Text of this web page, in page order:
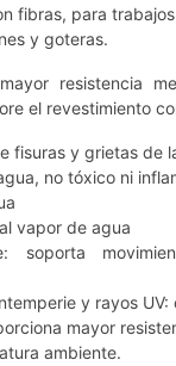
fibras, para
y goteras.
resistencia
el revestimiento
fisuras y grietas de
no tóxico ni
vapor de agua
soporta
y rayos
mayor
ambiente.